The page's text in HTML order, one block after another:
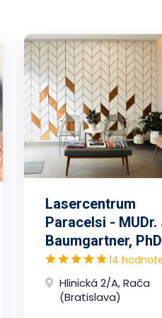
Lasercentrum
Paracelsi - MUDr.
Baumgartner,
14
Hlinická 2/A, Rača
(Bratislava)